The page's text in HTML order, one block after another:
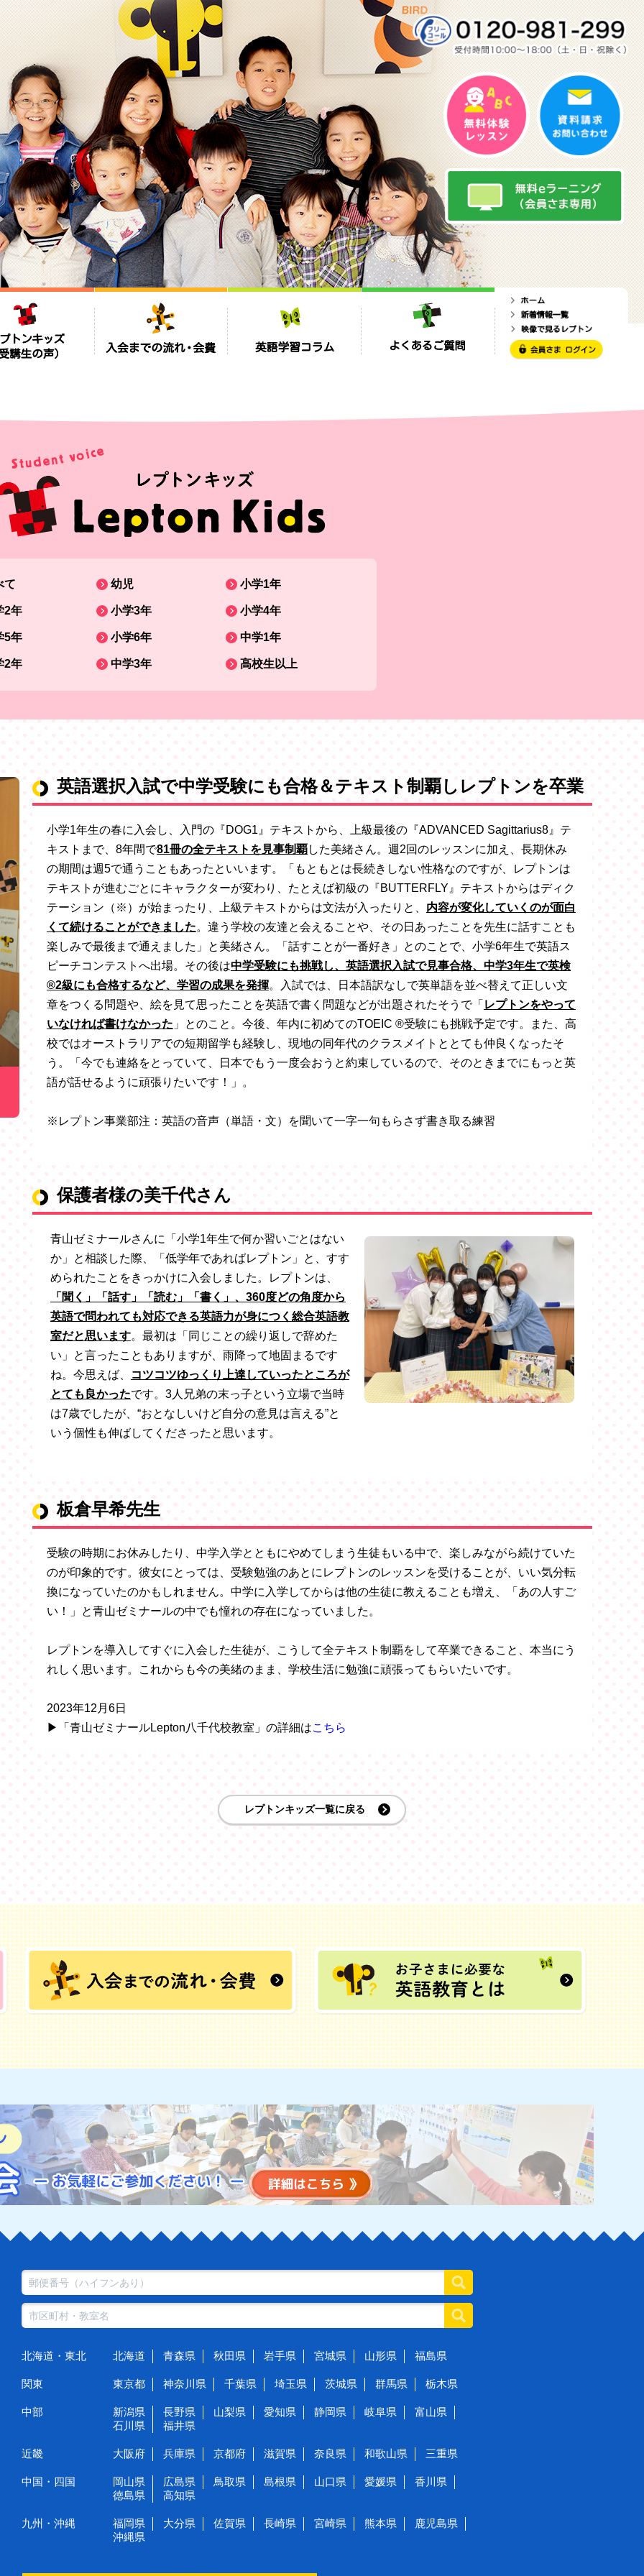
て 幼児 小学1年
2年 小学3年 小学4年
5年 小学6年 中学1年
2年 中学3年 高校生以上
英語選択入試で中学受験にも合格＆テキスト制覇しレプトンを卒業
小学1年生の春に入会し、入門の『DOG1』テキストから、上級最後の『ADVANCED Sagittarius8』テ
キストまで、8年間で81冊の全テキストを見事制覇した美緒さん。週2回のレッスンに加え、長期休み
の期間は週5で通うこともあったといいます。「もともとは長続きしない性格なのですが、レプトンは
テキストが進むごとにキャラクターが変わり、たとえば初級の『BUTTERFLY』テキストからはディク
テーション（※）が始まったり、上級テキストからは文法が入ったりと、 内容が変化していくのが面白
くて続けることができました。違う学校の友達と会えることや、その日あったことを先生に話すことも
楽しみで最後まで通えました」と美緒さん。「話すことが一番好き」とのことで、小学6年生で英語ス
ピーチコンテストへ出場。その後は中学受験にも挑戦し、英語選択入試で見事合格、中学3年生で英検
®2級にも合格するなど、学習の成果を発揮。入試では、日本語訳なしで英単語を並べ替えて正しい文
章をつくる問題や、絵を見て思ったことを英語で書く問題などが出題されたそうで「 レプトンをやって
いなければ書けなかった 」とのこと。今後、年内に初めてのTOEIC ®︎受験にも挑戦予定です。また、高
校ではオーストラリアでの短期留学も経験し、現地の同年代のクラスメイトととても仲良くなったそ
う。「今でも連絡をとっていて、日本でもう一度会おうと約束しているので、そのときまでにもっと英
語が話せるように頑張りたいです！」。
※レプトン事業部注：英語の音声（単語・文）を聞いて一字一句もらさず書き取る練習
保護者様の美千代さん
青山ゼミナールさんに「小学1年生で何か習いごとはない
か」と相談した際、「低学年であればレプトン」と、すす
められたことをきっかけに入会しました。レプトンは、
「聞く」「話す」「読む」「書く」、360度どの角度から
英語で問われても対応できる英語力が身につく総合英語教
室だと思います。最初は「同じことの繰り返しで辞めた
い」と言ったこともありますが、雨降って地固まるです
ね。今思えば、
コツコツゆっくり上達していったところが
とても良かったです。3人兄弟の末っ子という立場で当時
は7歳でしたが、“おとなしいけど自分の意見は言える”と
いう個性も伸ばしてくださったと思います。
板倉早希先生
受験の時期にお休みしたり、中学入学とともにやめてしまう生徒もいる中で、楽しみながら続けていた
のが印象的です。彼女にとっては、受験勉強のあとにレプトンのレッスンを受けることが、いい気分転
換になっていたのかもしれません。中学に入学してからは他の生徒に教えることも増え、「あの人すご
い！」と青山ゼミナールの中でも憧れの存在になっていました。
レプトンを導入してすぐに入会した生徒が、こうして全テキスト制覇をして卒業できること、本当にう
れしく思います。これからも今の美緒のまま、学校生活に勉強に頑張ってもらいたいです。
2023年12月6日
▶「青山ゼミナールLepton八千代校教室」の詳細はこちら
レプトンキッズ一覧に戻る
北海道・東北 北海道 青森県 秋田県 岩手県 宮城県 山形県 福島県
関東 東京都 神奈川県 千葉県 埼玉県 茨城県 群馬県 栃木県
中部 新潟県 長野県 山梨県 愛知県 静岡県 岐阜県
富山県
石川県
福井県
近畿 大阪府 兵庫県 京都府 滋賀県 奈良県 和歌山県 三重県
中国・四国 岡山県 広島県 鳥取県 島根県 山口県 愛媛県
香川県
徳島県
高知県
九州・沖縄 福岡県 大分県 佐賀県 長崎県 宮崎県 熊本県
鹿児島県
沖縄県